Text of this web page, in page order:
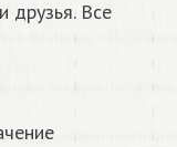
друзья. Все